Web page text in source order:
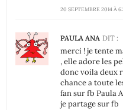
20 SEPTEMBRE 2014 À
PAULA ANA DIT :
merci ! je tente
, elle adore les
donc voila deux
chance a toute
fan sur fb Paula
je partage sur fb